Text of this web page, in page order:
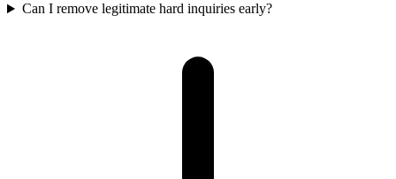
Can I remove legitimate hard inquiries early?